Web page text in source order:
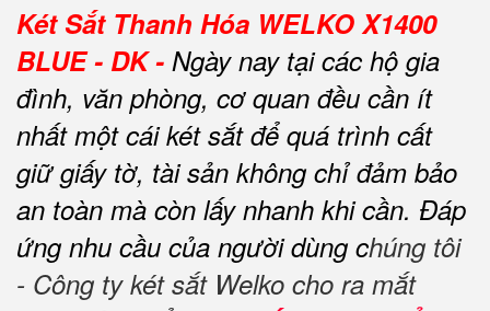
Két Sắt Thanh Hóa WELKO X1400
BLUE - DK - Ngày nay tại các hộ gia
đình, văn phòng, cơ quan đều cần ít
nhất một cái két sắt để quá trình cất
giữ giấy tờ, tài sản không chỉ đảm bảo
an toàn mà còn lấy nhanh khi cần. Đáp
ứng nhu cầu của người dùng chúng tôi
- Công ty két sắt Welko cho ra mắt